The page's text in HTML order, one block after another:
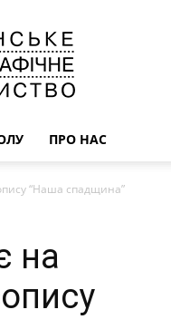
ПРО НАС
“Наша спадщина”
на